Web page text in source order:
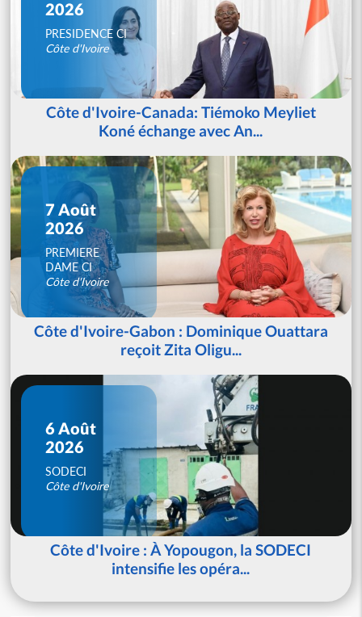
2026
PRESIDENCE CI
Côte d'Ivoire
Côte d'Ivoire-Canada: Tiémoko Meyliet
Koné échange avec An...
7 Août
2026
PREMIERE
DAME CI
Côte d'Ivoire
Côte d'Ivoire-Gabon : Dominique Ouattara
reçoit Zita Oligu...
6 Août
2026
SODECI
Côte d'Ivoire
Côte d'Ivoire : À Yopougon, la SODECI
intensifie les opéra...